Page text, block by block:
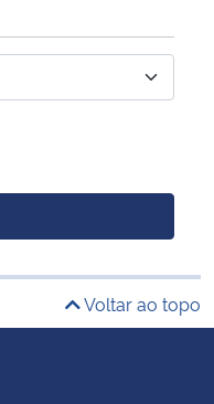
Voltar ao topo